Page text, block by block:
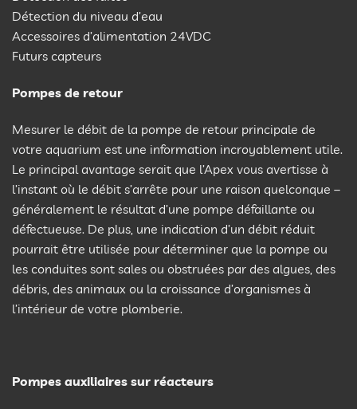
Détection du niveau d’eau
Accessoires d’alimentation 24VDC
Futurs capteurs
Pompes de retour
Mesurer le débit de la pompe de retour principale de
votre aquarium est une information incroyablement utile.
Le principal avantage serait que l’Apex vous avertisse à
l’instant où le débit s’arrête pour une raison quelconque –
généralement le résultat d’une pompe défaillante ou
défectueuse. De plus, une indication d’un débit réduit
pourrait être utilisée pour déterminer que la pompe ou
les conduites sont sales ou obstruées par des algues, des
débris, des animaux ou la croissance d’organismes à
l’intérieur de votre plomberie.
Pompes auxiliaires sur réacteurs